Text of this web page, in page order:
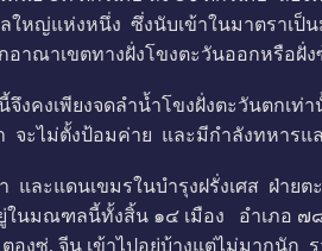
หญ่แห่งหนึ่ง ซึ่งนับเข้าในมาตราเ
ณาเขตทางฝั่งโขงตะวันออกหรือฝั่ง
เพียงจดลำน้ำโขงฝั่งตะวันตกเท่
ะไม่ตั้งป้อมค่าย และมีกำลังทหารแ
แดนเขมรในบำรุงฝรั่งเศส ฝ่าย
ในมณฑลนี้ทั้งสิ้น ๑๔ เมือง อำเภอ
องซุ่, จีน เข้าไปอยู่บ้างแต่ไม่มากนั